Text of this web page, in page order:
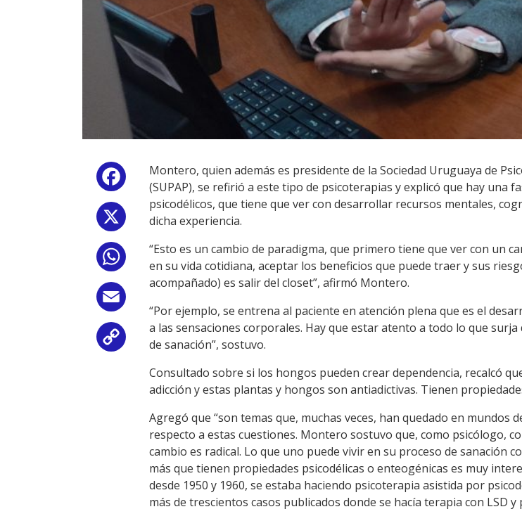
Facebook
Copy
Link
Montero, quien además es presidente de la Sociedad Uruguaya de
(SUPAP), se refirió a este tipo de psicoterapias y explicó que hay una
psicodélicos, que tiene que ver con desarrollar recursos mentales,
dicha experiencia.
“Esto es un cambio de paradigma, que primero tiene que ver con un
en su vida cotidiana, aceptar los beneficios que puede traer y sus
acompañado) es salir del closet”, afirmó Montero.
“Por ejemplo, se entrena al paciente en atención plena que es el
a las sensaciones corporales. Hay que estar atento a todo lo que
de sanación”, sostuvo.
Consultado sobre si los hongos pueden crear dependencia, recalcó
adicción y estas plantas y hongos son antiadictivas. Tienen
Agregó que “son temas que, muchas veces, han quedado en mundos
respecto a estas cuestiones. Montero sostuvo que, como psicólogo,
cambio es radical. Lo que uno puede vivir en su proceso de sanación
más que tienen propiedades psicodélicas o enteogénicas es muy
desde 1950 y 1960, se estaba haciendo psicoterapia asistida por
más de trescientos casos publicados donde se hacía terapia con LSD y